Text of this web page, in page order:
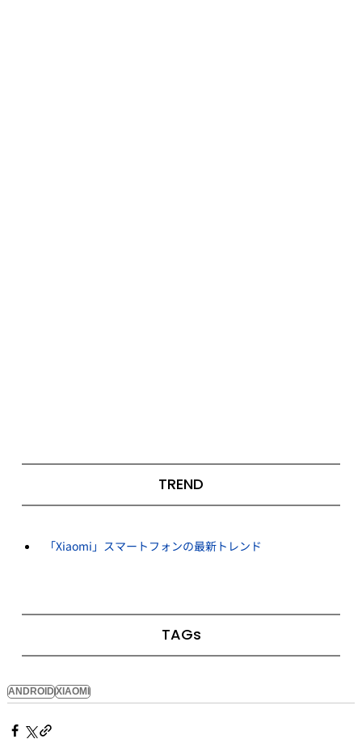
TREND
「Xiaomi」スマートフォンの最新トレンド
TAGs
ANDROIDXIAOMI